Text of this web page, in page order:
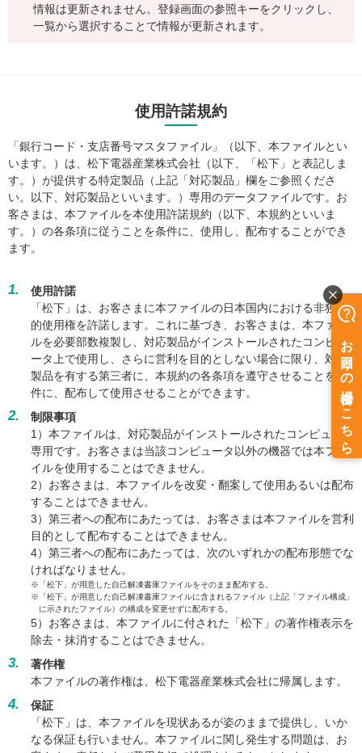
情報は更新されません。登録画面の参照キーをクリックし、
一覧から選択することで情報が更新されます。
使用許諾規約
「銀行コード・支店番号マスタファイル」（以下、本ファイルとい
います。）は、松下電器産業株式会社（以下、「松下」と表記しま
す。）が提供する特定製品（上記「対応製品」欄をご参照くださ
い。以下、対応製品といいます。）専用のデータファイルです。お
客さまは、本ファイルを本使用許諾規約（以下、本規約といいま
す。）の各条項に従うことを条件に、使用し、配布することができ
ます。
1.
使用許諾
「松下」は、お客さまに本ファイルの日本国内における非独占
的使用権を許諾します。これに基づき、お客さまは、本ファイ
ルを必要部数複製し、対応製品がインストールされたコンピュ
ータ上で使用し、さらに営利を目的としない場合に限り、対応
製品を有する第三者に、本規約の各条項を遵守させることを条
件に、配布して使用させることができます。
2.
制限事項
1）本ファイルは、対応製品がインストールされたコンピュータ
専用です。お客さまは当該コンピュータ以外の機器では本ファ
イルを使用することはできません。
2）お客さまは、本ファイルを改変・翻案して使用あるいは配布
することはできません。
3）第三者への配布にあたっては、お客さまは本ファイルを営利
目的として配布することはできません。
4）第三者への配布にあたっては、次のいずれかの配布形態でな
ければなりません。
※「松下」が用意した自己解凍書庫ファイルをそのまま配布する。
※「松下」が用意した自己解凍書庫ファイルに含まれるファイル（上記「ファイル構成」
に示されたファイル）の構成を変更せずに配布する。
5）お客さまは、本ファイルに付された「松下」の著作権表示を
除去・抹消することはできません。
3.
著作権
本ファイルの著作権は、松下電器産業株式会社に帰属します。
4.
保証
「松下」は、本ファイルを現状あるが姿のままで提供し、いか
なる保証も行いません。本ファイルに関し発生する問題は、お